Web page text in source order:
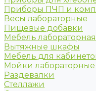
Приборы ПЧП и
Весы лабораторные
Пищевые добавки
Мебель лабораторная
Вытяжные шкафы
Мебель для
Мойки лабораторные
Раздевалки
Стеллажи